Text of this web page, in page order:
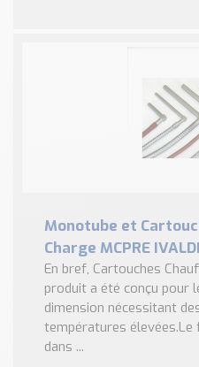
Monotube et
Charge MCPRE IVALDI
En bref, Cartouches
produit a été conçu pour
dimension nécessitant
températures
dans ...